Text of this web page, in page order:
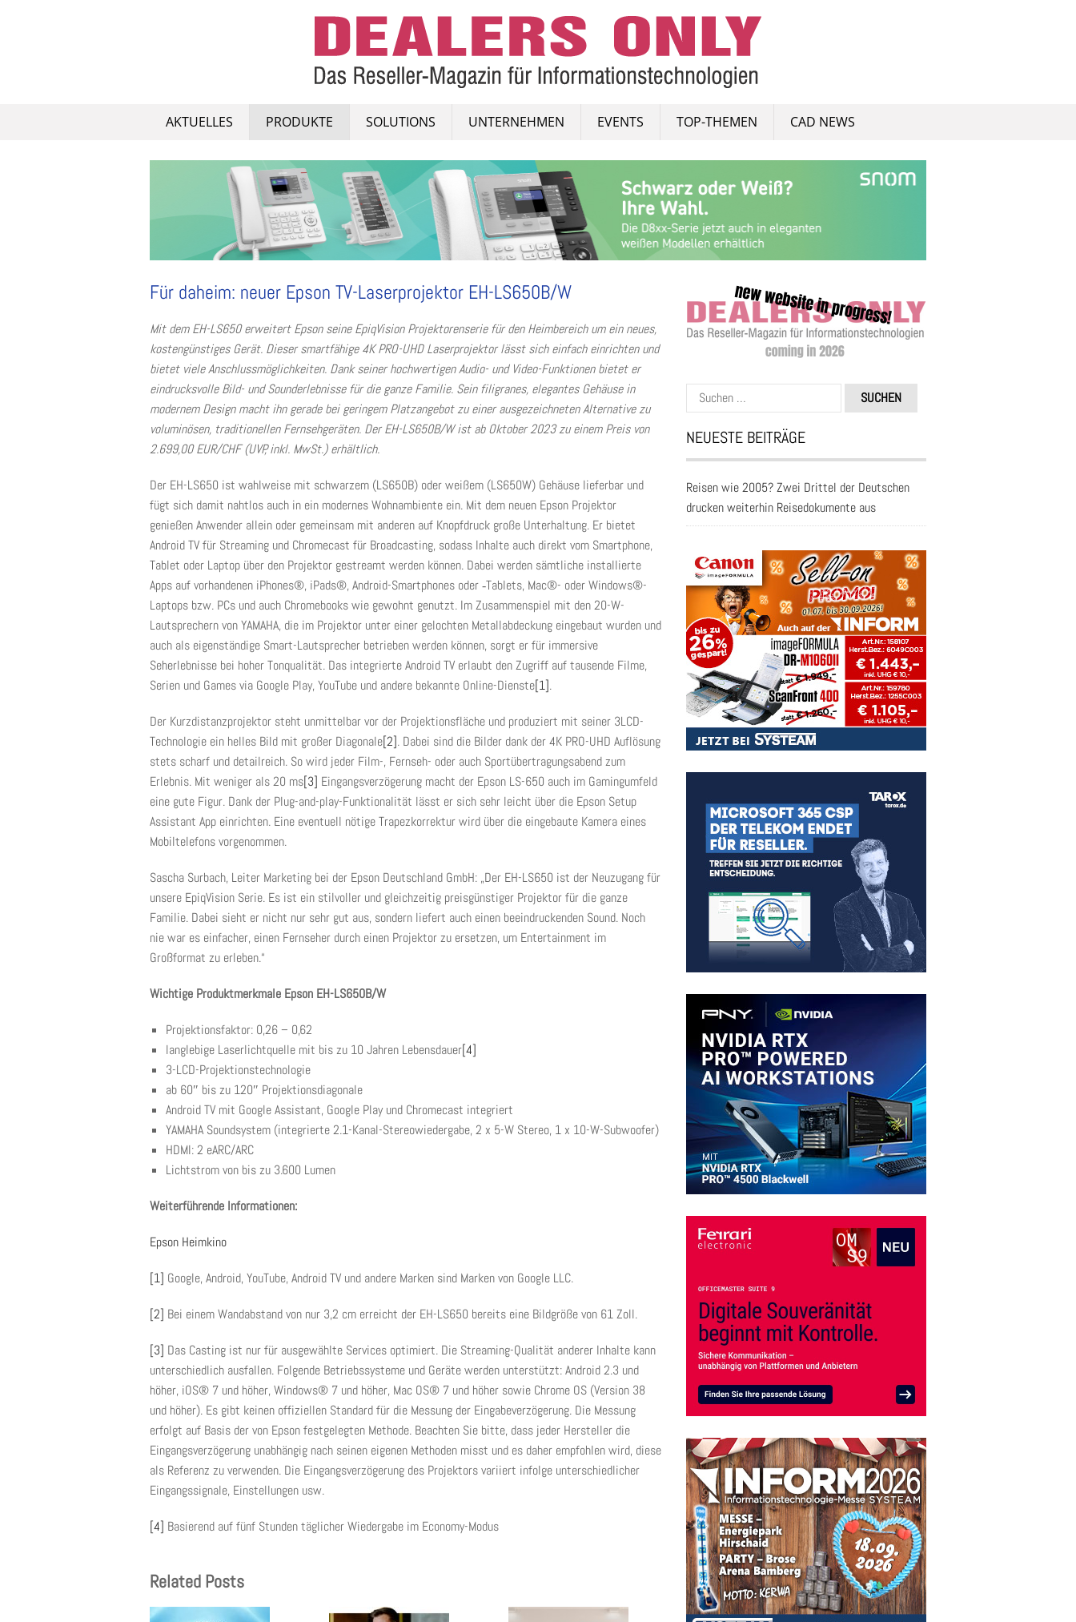
AKTUELLES PRODUKTE SOLUTIONS UNTERNEHMEN EVENTS TOP-THEMEN CAD NEWS
Für daheim: neuer Epson TV-Laserprojektor EH-LS650B/W
Mit dem EH-LS650 erweitert Epson seine EpiqVision Projektorenserie für den Heimbereich um ein neues,
kostengünstiges Gerät. Dieser smartfähige 4K PRO-UHD Laserprojektor lässt sich einfach einrichten und
bietet viele Anschlussmöglichkeiten. Dank seiner hochwertigen Audio- und Video-Funktionen bietet er
eindrucksvolle Bild- und Sounderlebnisse für die ganze Familie. Sein filigranes, elegantes Gehäuse in
modernem Design macht ihn gerade bei geringem Platzangebot zu einer ausgezeichneten Alternative zu
voluminösen, traditionellen Fernsehgeräten. Der EH-LS650B/W ist ab Oktober 2023 zu einem Preis von
2.699,00 EUR/CHF (UVP, inkl. MwSt.) erhältlich.
Der EH-LS650 ist wahlweise mit schwarzem (LS650B) oder weißem (LS650W) Gehäuse lieferbar und
fügt sich damit nahtlos auch in ein modernes Wohnambiente ein. Mit dem neuen Epson Projektor
genießen Anwender allein oder gemeinsam mit anderen auf Knopfdruck große Unterhaltung. Er bietet
Android TV für Streaming und Chromecast für Broadcasting, sodass Inhalte auch direkt vom Smartphone,
Tablet oder Laptop über den Projektor gestreamt werden können. Dabei werden sämtliche installierte
Apps auf vorhandenen iPhones®, iPads®, Android-Smartphones oder ‑Tablets, Mac®- oder Windows®-
Laptops bzw. PCs und auch Chromebooks wie gewohnt genutzt. Im Zusammenspiel mit den 20-W-
Lautsprechern von YAMAHA, die im Projektor unter einer gelochten Metallabdeckung eingebaut wurden und
auch als eigenständige Smart-Lautsprecher betrieben werden können, sorgt er für immersive
Seherlebnisse bei hoher Tonqualität. Das integrierte Android TV erlaubt den Zugriff auf tausende Filme,
Serien und Games via Google Play, YouTube und andere bekannte Online-Dienste[1].
Der Kurzdistanzprojektor steht unmittelbar vor der Projektionsfläche und produziert mit seiner 3LCD-
Technologie ein helles Bild mit großer Diagonale[2]. Dabei sind die Bilder dank der 4K PRO-UHD Auflösung
stets scharf und detailreich. So wird jeder Film-, Fernseh- oder auch Sportübertragungsabend zum
Erlebnis. Mit weniger als 20 ms[3] Eingangsverzögerung macht der Epson LS-650 auch im Gamingumfeld
eine gute Figur. Dank der Plug-and-play-Funktionalität lässt er sich sehr leicht über die Epson Setup
Assistant App einrichten. Eine eventuell nötige Trapezkorrektur wird über die eingebaute Kamera eines
Mobiltelefons vorgenommen.
Sascha Surbach, Leiter Marketing bei der Epson Deutschland GmbH: „Der EH-LS650 ist der Neuzugang für
unsere EpiqVision Serie. Es ist ein stilvoller und gleichzeitig preisgünstiger Projektor für die ganze
Familie. Dabei sieht er nicht nur sehr gut aus, sondern liefert auch einen beeindruckenden Sound. Noch
nie war es einfacher, einen Fernseher durch einen Projektor zu ersetzen, um Entertainment im
Großformat zu erleben.“
Wichtige Produktmerkmale Epson EH-LS650B/W
Projektionsfaktor: 0,26 – 0,62
langlebige Laserlichtquelle mit bis zu 10 Jahren Lebensdauer[4]
3-LCD-Projektionstechnologie
ab 60″ bis zu 120″ Projektionsdiagonale
Android TV mit Google Assistant, Google Play und Chromecast integriert
YAMAHA Soundsystem (integrierte 2.1-Kanal-Stereowiedergabe, 2 x 5-W Stereo, 1 x 10-W-Subwoofer)
HDMI: 2 eARC/ARC
Lichtstrom von bis zu 3.600 Lumen
Weiterführende Informationen:
Epson Heimkino
[1] Google, Android, YouTube, Android TV und andere Marken sind Marken von Google LLC.
[2] Bei einem Wandabstand von nur 3,2 cm erreicht der EH-LS650 bereits eine Bildgröße von 61 Zoll.
[3] Das Casting ist nur für ausgewählte Services optimiert. Die Streaming-Qualität anderer Inhalte kann
unterschiedlich ausfallen. Folgende Betriebssysteme und Geräte werden unterstützt: Android 2.3 und
höher, iOS® 7 und höher, Windows® 7 und höher, Mac OS® 7 und höher sowie Chrome OS (Version 38
und höher). Es gibt keinen offiziellen Standard für die Messung der Eingabeverzögerung. Die Messung
erfolgt auf Basis der von Epson festgelegten Methode. Beachten Sie bitte, dass jeder Hersteller die
Eingangsverzögerung unabhängig nach seinen eigenen Methoden misst und es daher empfohlen wird, diese
als Referenz zu verwenden. Die Eingangsverzögerung des Projektors variiert infolge unterschiedlicher
Eingangssignale, Einstellungen usw.
[4] Basierend auf fünf Stunden täglicher Wiedergabe im Economy-Modus
Related Posts
Suchen
nach:
NEUESTE BEITRÄGE
Reisen wie 2005? Zwei Drittel der Deutschen
drucken weiterhin Reisedokumente aus